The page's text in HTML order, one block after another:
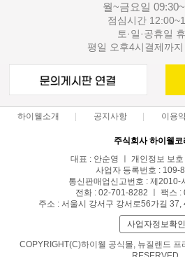
월~금요일
점심시간
토·일·공휴일
평일 오후4시결제까
하이웰소개 공지사항 이용
주식회사 하이웰코
대표 : 안순영 ㅣ 개인정보 보
사업자 등록번호 : 109-
통신판매업신고번호 : 제2010-
전화 : 02-701-8282 ㅣ 팩스
주소 : 서울시 강서구 강서로56가길
사업자정보확인
COPYRIGHT(C)하이웰 공식몰, 뉴질랜드